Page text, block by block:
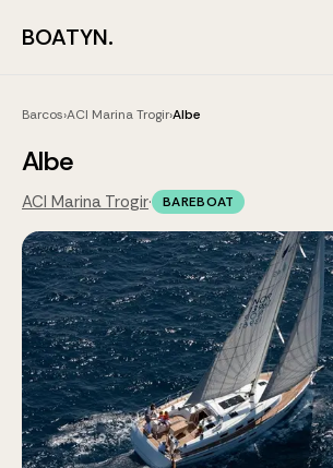
BOATYN.
Barcos›ACI Marina Trogir›Albe
Albe
ACI Marina Trogir· BAREBOAT